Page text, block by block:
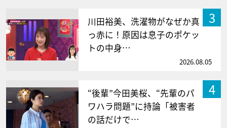
3
川田裕美、洗濯物がなぜか真
っ赤に！原因は息子のポケッ
トの中身…
2026.08.05
4
“後輩”今田美桜、“先輩のパ
ワハラ問題”に持論「被害者
の話だけで…